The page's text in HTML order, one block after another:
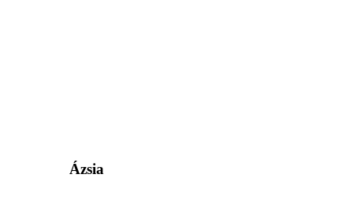
Ázsia